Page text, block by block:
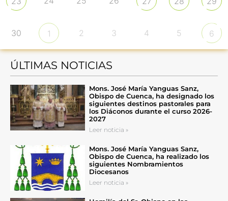
30 1 2 3 4 5 6
ÚLTIMAS NOTICIAS
Mons. José María Yanguas Sanz,
Obispo de Cuenca, ha designado los
siguientes destinos pastorales para
los Diáconos durante el curso 2026-
2027
Leer noticia »
Mons. José María Yanguas Sanz,
Obispo de Cuenca, ha realizado los
siguientes Nombramientos
Diocesanos
Leer noticia »